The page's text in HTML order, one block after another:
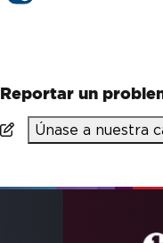
Reportar un
Únase a nuestra